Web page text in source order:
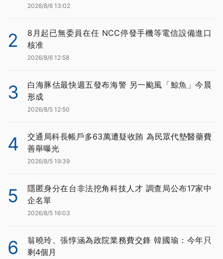
2026/8/6 13:02
2
8月起已無委員在任 NCC停發手機等電信設備進口
核准
2026/8/6 12:58
3
白海豚估最快週五發布海警 另一颱風「鯨魚」今晨
形成
2026/8/5 12:50
4
交通局科長帳戶多63萬遭疑收賄 為民眾代墊醫藥費
善舉曝光
2026/8/5 19:39
5
隱匿身分在台非法挖角科技人才 調查局公布17家中
企名單
2026/8/5 16:03
6
翁曉玲、張惇涵為政院業務費交鋒 韓國瑜：今年只
剩4個月